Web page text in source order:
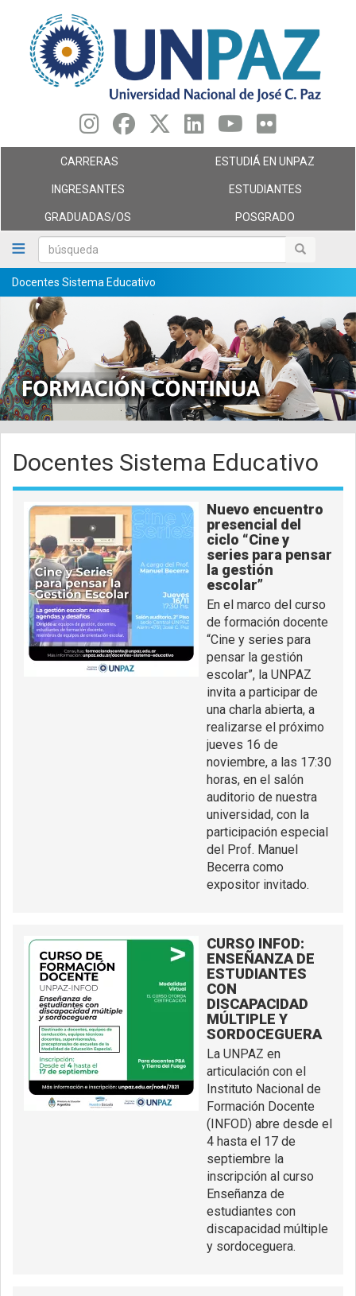
contenido
principal
búsqueda búsqueda
CARRERAS ESTUDIÁ EN UNPAZ
INGRESANTES ESTUDIANTES
GRADUADAS/OS POSGRADO
Docentes Sistema Educativo
Docentes Sistema Educativo
Nuevo encuentro
presencial del
ciclo “Cine y
series para pensar
la gestión
escolar”
En el marco del curso
de formación docente
“Cine y series para
pensar la gestión
escolar”, la UNPAZ
invita a participar de
una charla abierta, a
realizarse el próximo
jueves 16 de
noviembre, a las 17:30
horas, en el salón
auditorio de nuestra
universidad, con la
participación especial
del Prof. Manuel
Becerra como
expositor invitado.
CURSO INFOD:
ENSEÑANZA DE
ESTUDIANTES
CON
DISCAPACIDAD
MÚLTIPLE Y
SORDOCEGUERA
La UNPAZ en
articulación con el
Instituto Nacional de
Formación Docente
(INFOD) abre desde el
4 hasta el 17 de
septiembre la
inscripción al curso
Enseñanza de
estudiantes con
discapacidad múltiple
y sordoceguera.